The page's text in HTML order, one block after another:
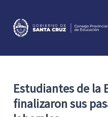
contenido
Estudiantes de la
finalizaron sus